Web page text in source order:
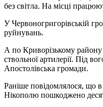
без світла. На місці
У Червоногригорівській
руйнувань.
А по Криворізькому району
ствольної артилерії. Під
Апостолівська громади.
Раніше повідомлялося, що в
Нікополю пошкоджено